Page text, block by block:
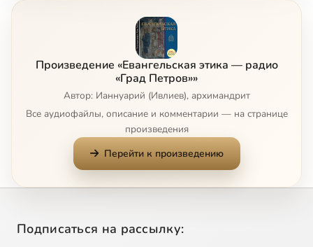
Произведение «Евангельская этика — радио
«Град Петров»»
Автор: Ианнуарий (Ивлиев), архимандрит
Все аудиофайлы, описание и комментарии — на странице
произведения
Перейти к произведению
Подписаться на рассылку: